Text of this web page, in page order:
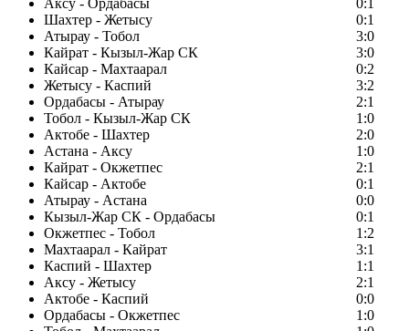
Аксу - Ордабасы
0:1
Шахтер - Жетысу
0:1
Атырау - Тобол
3:0
Кайрат - Кызыл-Жар СК
3:0
Кайсар - Махтаарал
0:2
Жетысу - Каспий
3:2
Ордабасы - Атырау
2:1
Тобол - Кызыл-Жар СК
1:0
Актобе - Шахтер
2:0
Астана - Аксу
1:0
Кайрат - Окжетпес
2:1
Кайсар - Актобе
0:1
Атырау - Астана
0:0
Кызыл-Жар СК - Ордабасы
0:1
Окжетпес - Тобол
1:2
Махтаарал - Кайрат
3:1
Каспий - Шахтер
1:1
Аксу - Жетысу
2:1
Актобе - Каспий
0:0
Ордабасы - Окжетпес
1:0